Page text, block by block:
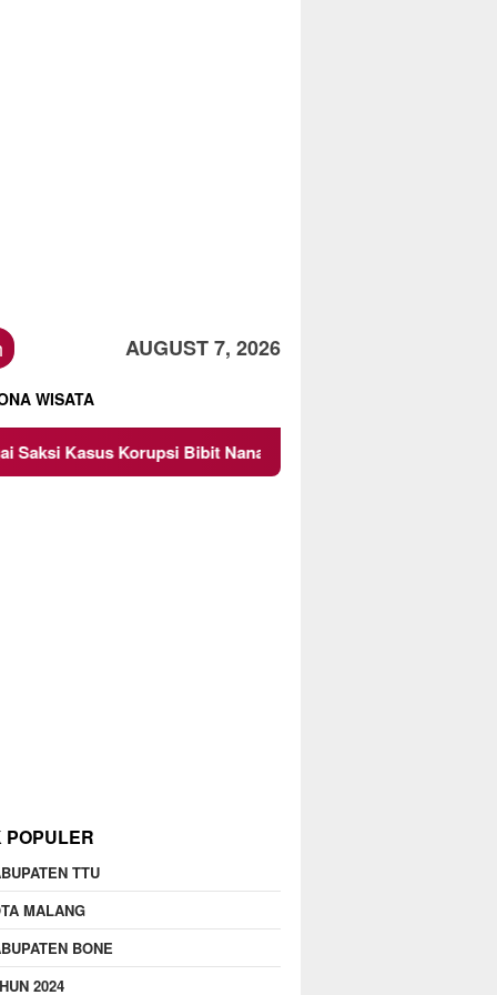
AUGUST 7, 2026
WISATA
Korupsi Bibit Nanas Sulsel Rp 52,4 Miliar
POPULER
TTU
MALANG
BONE
2024